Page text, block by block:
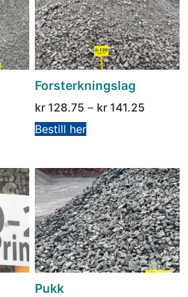
Forsterkningslag
kr 128.75 – kr 141.25
Bestill her
Pukk